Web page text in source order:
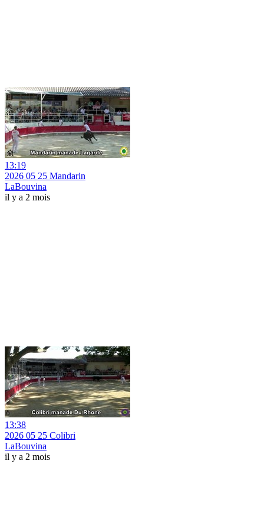
13:19
2026 05 25 Mandarin
LaBouvina
il y a 2 mois
13:38
2026 05 25 Colibri
LaBouvina
il y a 2 mois